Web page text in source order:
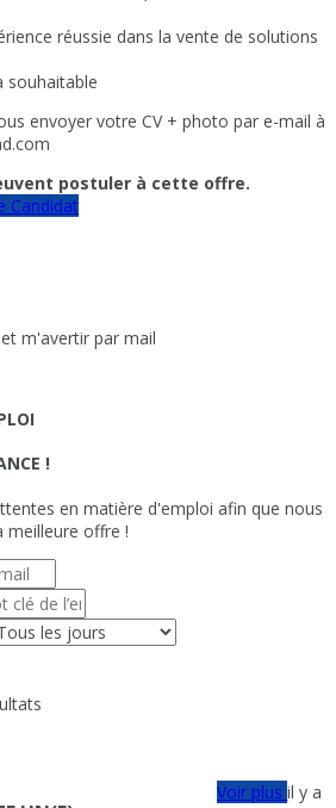
réussie dans la vente de solutions
souhaitable
envoyer votre CV + photo par e-mail à
postuler à cette offre.
Candidat
m'avertir par mail
!
en matière d'emploi afin que nous
meilleure offre !
Voir plusil y a